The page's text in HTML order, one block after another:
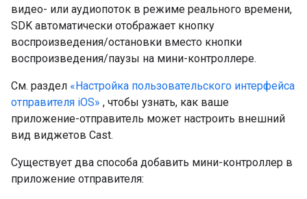
видео- или аудиопоток в режиме реального времени,
SDK автоматически отображает кнопку
воспроизведения/остановки вместо кнопки
воспроизведения/паузы на мини-контроллере.
См. раздел «Настройка пользовательского интерфейса
отправителя iOS» , чтобы узнать, как ваше
приложение-отправитель может настроить внешний
вид виджетов Cast.
Существует два способа добавить мини-контроллер в
приложение отправителя: